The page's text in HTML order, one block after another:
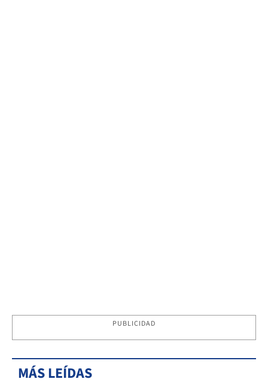
PUBLICIDAD
MÁS LEÍDAS